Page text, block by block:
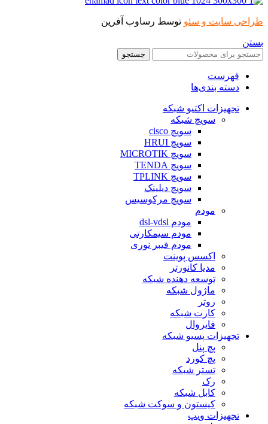
طراحی سایت و سئو توسط رساوب آفرین
بستن
جستجو
فهرست
دسته بندی‌ها
تجهیزات اکتیو شبکه
سویچ شبکه
سویچ cisco
سویچ HRUI
سویچ MICROTIK
سویچ TENDA
سویچ TPLINK
سویچ دیلینک
سویچ مرکوسیس
مودم
مودم dsl-vdsl
مودم سیمکارتی
مودم فیبر نوری
اکسس پوینت
مدیا کانورتر
توسعه دهنده شبکه
ماژول شبکه
روتر
کارت شبکه
فایروال
تجهیزات پسیو شبکه
پچ پنل
پچ کورد
تستر شبکه
رک
کابل شبکه
کیستون و سوکت شبکه
تجهیزات ویپ